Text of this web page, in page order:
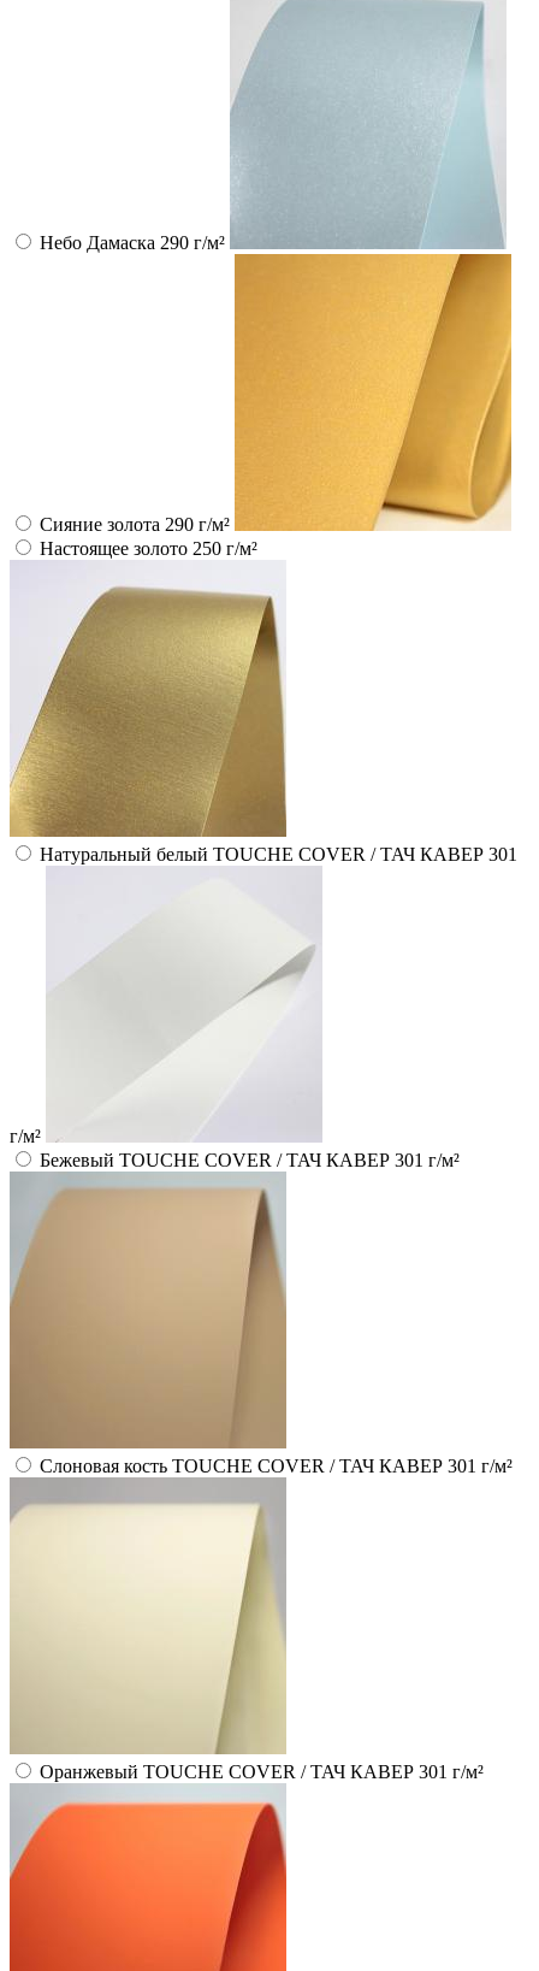
Небо Дамаска 290 г/м²
Сияние золота 290 г/м²
Настоящее золото 250 г/м²
Натуральный белый TOUCHE COVER / ТАЧ КАВЕР 301
г/м²
Бежевый TOUCHE COVER / ТАЧ КАВЕР 301 г/м²
Слоновая кость TOUCHE COVER / ТАЧ КАВЕР 301 г/м²
Оранжевый TOUCHE COVER / ТАЧ КАВЕР 301 г/м²